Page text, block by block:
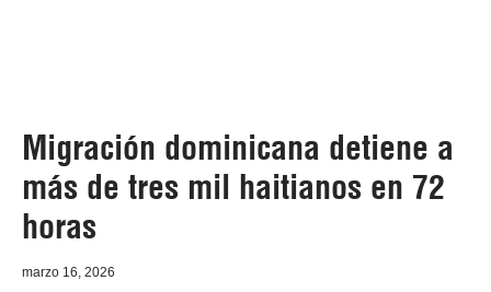
Migración dominicana detiene a
más de tres mil haitianos en 72
horas
marzo 16, 2026